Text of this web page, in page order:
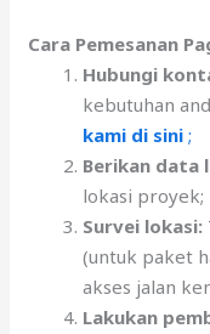
Cara Pemesanan
Hubungi
kebutuhan
kami di sini;
Berikan data
lokasi proyek;
Survei lokasi:
(untuk paket
akses jalan
Lakukan